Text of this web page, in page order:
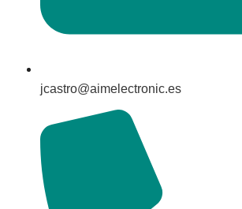
jcastro@aimelectronic.es